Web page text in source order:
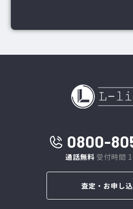
0800-
通話無料 受付時間
査定・お申し